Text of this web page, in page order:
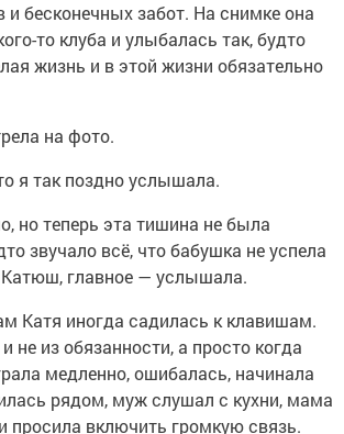
бесконечных забот. На снимке она
то клуба и улыбалась так, будто
жизнь и в этой жизни обязательно
на фото.
я так поздно услышала.
но теперь эта тишина не была
звучало всё, что бабушка не успела
Катюш, главное — услышала.
Катя иногда садилась к клавишам.
не из обязанности, а просто когда
медленно, ошибалась, начинала
рядом, муж слушал с кухни, мама
просила включить громкую связь.